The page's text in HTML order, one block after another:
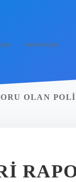
Hakkımızda
OLAN